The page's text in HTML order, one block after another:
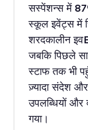
सस्पेंशन्स में
स्कूल इवेंट्स में
शरदकालीन
जबकि पिछले
स्टाफ तक भी
ज़्यादा संदेश
उपलब्धियों और
गया।